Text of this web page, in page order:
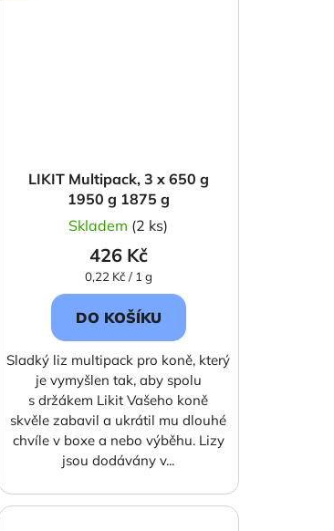
LIKIT Multipack, 3 x 650 g
1950 g 1875 g
Skladem (2 ks)
426 Kč
Měrná
cena:
0,22 Kč / 1 g
DO KOŠÍKU
Sladký liz multipack pro koně, který
je vymyšlen tak, aby spolu
s držákem Likit Vašeho koně
skvěle zabavil a ukrátil mu dlouhé
chvíle v boxe a nebo výběhu. Lizy
jsou dodávány v...